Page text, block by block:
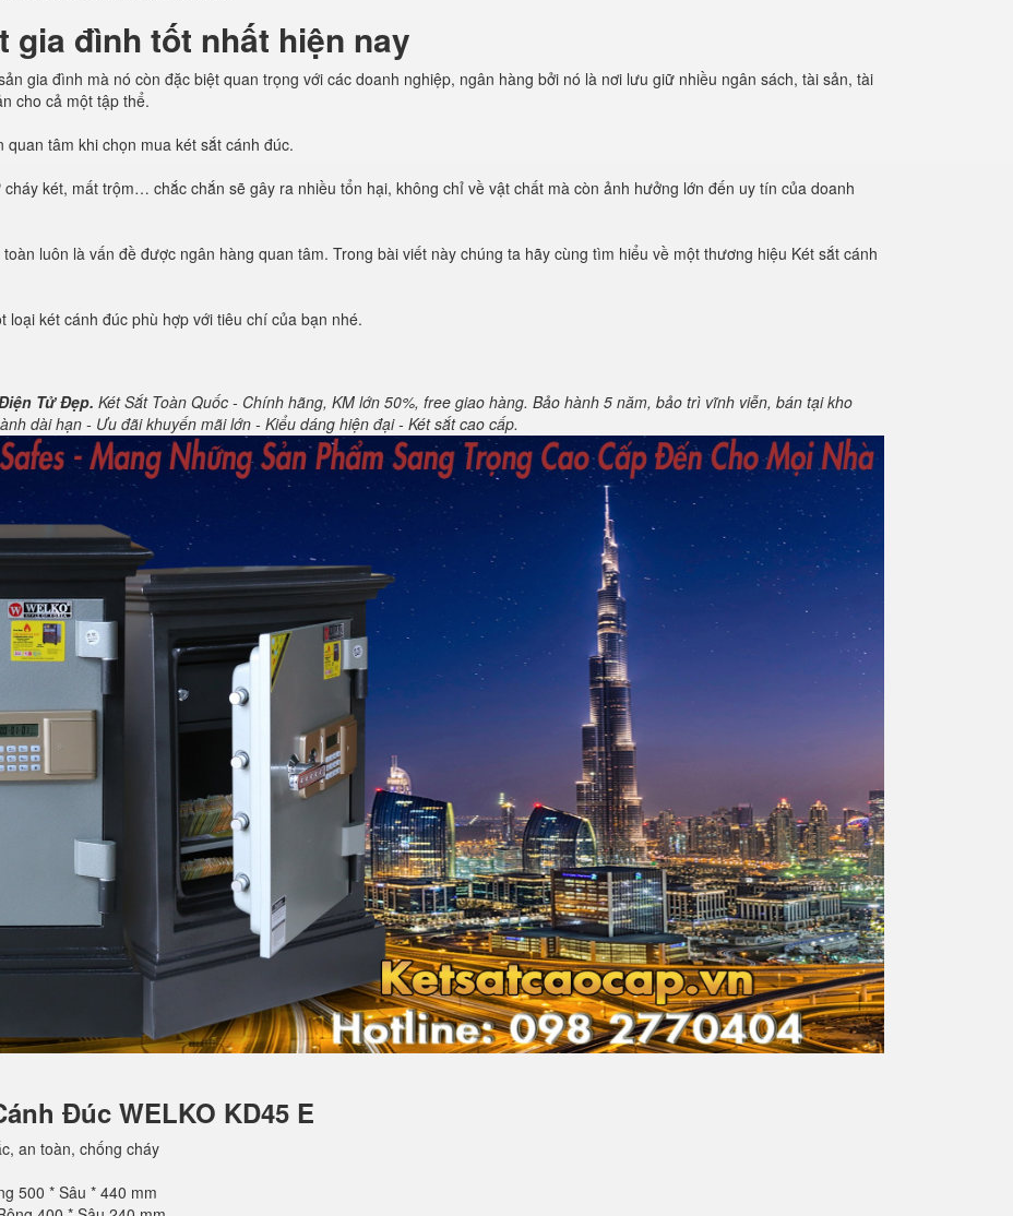
gia đình tốt nhất hiện nay
gia đình mà nó còn đặc biệt quan trọng với các doanh nghiệp, ngân hàng bởi nó là nơi lưu giữ nhiều ngân sách, tài sản, tài
cho cả một tập thể.
tâm khi chọn mua két sắt cánh đúc.
két, mất trộm… chắc chắn sẽ gây ra nhiều tổn hại, không chỉ về vật chất mà còn ảnh hưởng lớn đến uy tín của doanh
luôn là vấn đề được ngân hàng quan tâm. Trong bài viết này chúng ta hãy cùng tìm hiểu về một thương hiệu Két sắt cánh
két cánh đúc phù hợp với tiêu chí của bạn nhé.
Tử Đẹp. Két Sắt Toàn Quốc - Chính hãng, KM lớn 50%, free giao hàng. Bảo hành 5 năm, bảo trì vĩnh viễn, bán tại kho
dài hạn - Ưu đãi khuyến mãi lớn - Kiểu dáng hiện đại - Két sắt cao cấp.
Đúc WELKO KD45 E
an toàn, chống cháy
500 * Sâu * 440 mm